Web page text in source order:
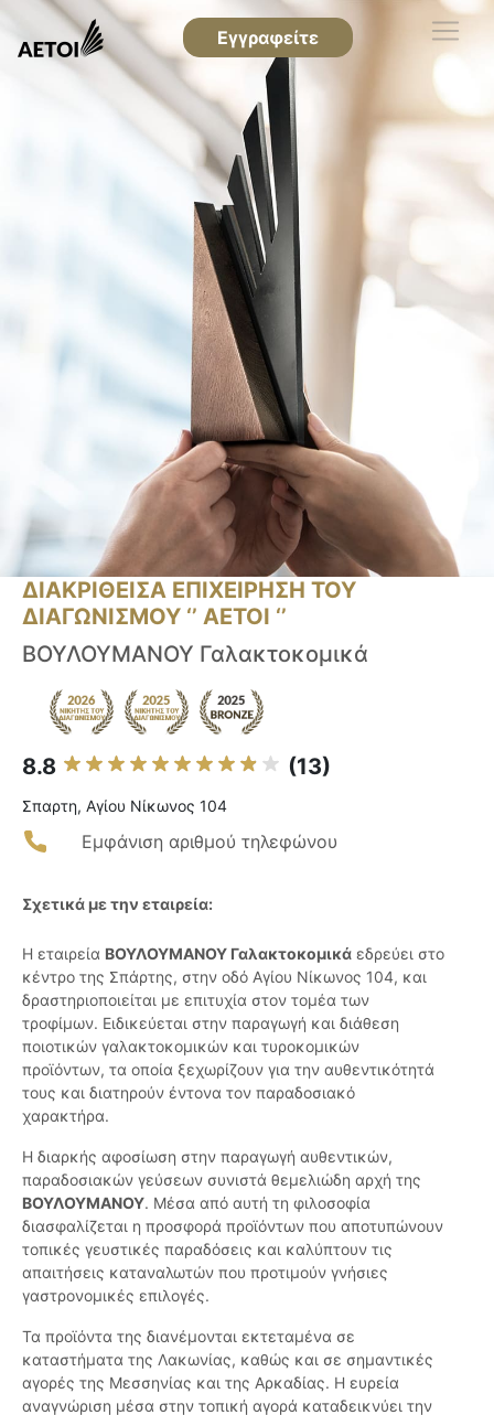
Εγγραφείτε
ΔΙΑΚΡΙΘΕΙΣΑ ΕΠΙΧΕΙΡΗΣΗ ΤΟΥ
ΔΙΑΓΩΝΙΣΜΟΥ ‘’ ΑΕΤΟΙ ‘’
ΒΟΥΛΟΥΜΑΝΟΥ Γαλακτοκομικά
8.8 (13)
Σπαρτη, Αγίου Νίκωνος 104
Εμφάνιση αριθμού τηλεφώνου
Σχετικά με την εταιρεία:
Η εταιρεία ΒΟΥΛΟΥΜΑΝΟΥ Γαλακτοκομικά εδρεύει στο
κέντρο της Σπάρτης, στην οδό Αγίου Νίκωνος 104, και
δραστηριοποιείται με επιτυχία στον τομέα των
τροφίμων. Ειδικεύεται στην παραγωγή και διάθεση
ποιοτικών γαλακτοκομικών και τυροκομικών
προϊόντων, τα οποία ξεχωρίζουν για την αυθεντικότητά
τους και διατηρούν έντονα τον παραδοσιακό
χαρακτήρα.
Η διαρκής αφοσίωση στην παραγωγή αυθεντικών,
παραδοσιακών γεύσεων συνιστά θεμελιώδη αρχή της
ΒΟΥΛΟΥΜΑΝΟΥ. Μέσα από αυτή τη φιλοσοφία
διασφαλίζεται η προσφορά προϊόντων που αποτυπώνουν
τοπικές γευστικές παραδόσεις και καλύπτουν τις
απαιτήσεις καταναλωτών που προτιμούν γνήσιες
γαστρονομικές επιλογές.
Τα προϊόντα της διανέμονται εκτεταμένα σε
καταστήματα της Λακωνίας, καθώς και σε σημαντικές
αγορές της Μεσσηνίας και της Αρκαδίας. Η ευρεία
αναγνώριση μέσα στην τοπική αγορά καταδεικνύει την